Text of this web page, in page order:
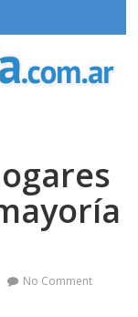
No Comment